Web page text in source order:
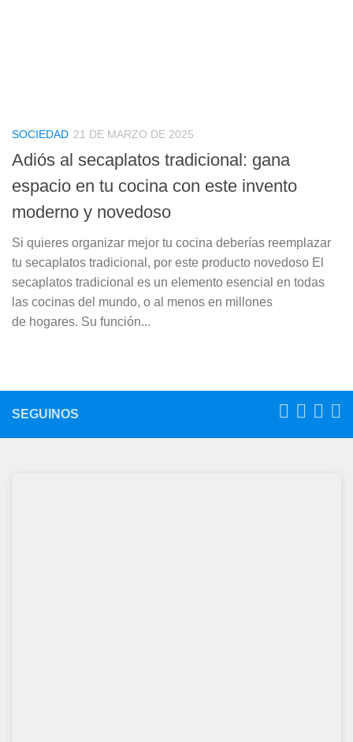
SOCIEDAD 21 DE MARZO DE 2025
Adiós al secaplatos tradicional: gana
espacio en tu cocina con este invento
moderno y novedoso
Si quieres organizar mejor tu cocina deberías reemplazar
tu secaplatos tradicional, por este producto novedoso El
secaplatos tradicional es un elemento esencial en todas
las cocinas del mundo, o al menos en millones
de hogares. Su función...
SEGUINOS